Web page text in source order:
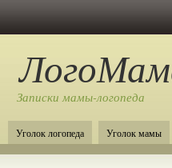
Записки мамы-логопеда
Уголок логопеда Уголок мамы